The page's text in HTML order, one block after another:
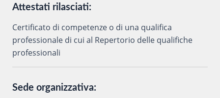
Attestati rilasciati:
Certificato di competenze o di una qualifica
professionale di cui al Repertorio delle qualifiche
professionali
Sede organizzativa: